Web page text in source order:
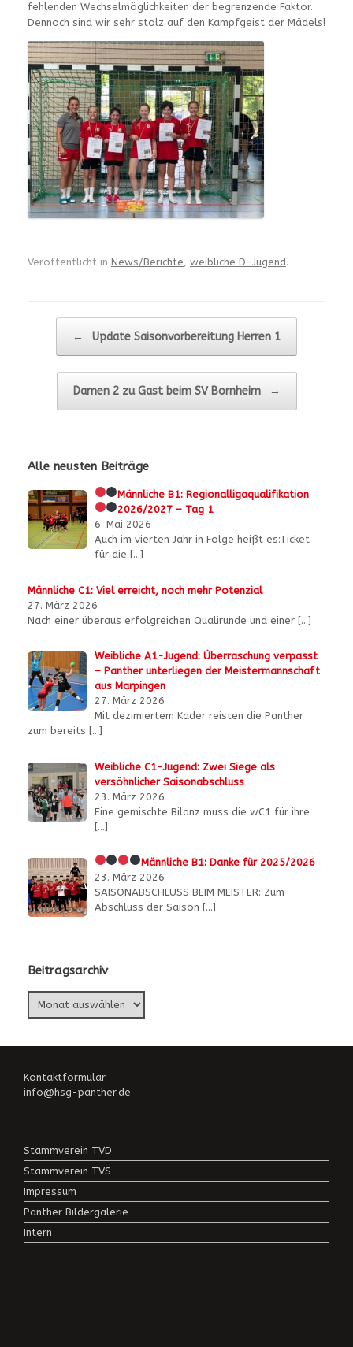
fehlenden Wechselmöglichkeiten der begrenzende Faktor.
Dennoch sind wir sehr stolz auf den Kampfgeist der Mädels!
Veröffentlicht in News/Berichte, weibliche D-Jugend.
← Update Saisonvorbereitung Herren 1
Damen 2 zu Gast beim SV Bornheim →
Alle neusten Beiträge
Männliche B1:Regionalligaqualifikation
2026/2027 – Tag 1
6. Mai 2026
Auch im vierten Jahr in Folge heißt es:Ticket
für die […]
Männliche C1: Viel erreicht, noch mehr Potenzial
27. März 2026
Nach einer überaus erfolgreichen Qualirunde und einer […]
Weibliche A1-Jugend: Überraschung verpasst
– Panther unterliegen der Meistermannschaft
aus Marpingen
27. März 2026
Mit dezimiertem Kader reisten die Panther
zum bereits […]
Weibliche C1-Jugend: Zwei Siege als
versöhnlicher Saisonabschluss
23. März 2026
Eine gemischte Bilanz muss die wC1 für ihre
[…]
Männliche B1: Danke für 2025/2026
23. März 2026
SAISONABSCHLUSS BEIM MEISTER: Zum
Abschluss der Saison […]
Beitragsarchiv
Kontaktformular
info@hsg-panther.de
Stammverein TVD
Stammverein TVS
Impressum
Panther Bildergalerie
Intern